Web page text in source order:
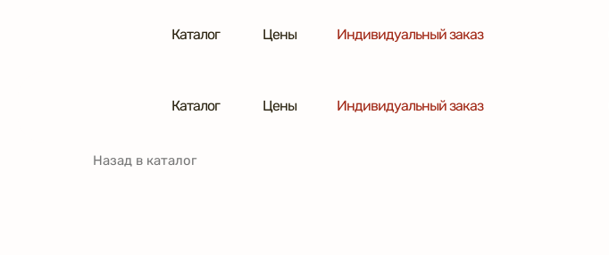
Каталог Индивидуальный заказ
Цены
Каталог Индивидуальный заказ
Цены
Назад в каталог